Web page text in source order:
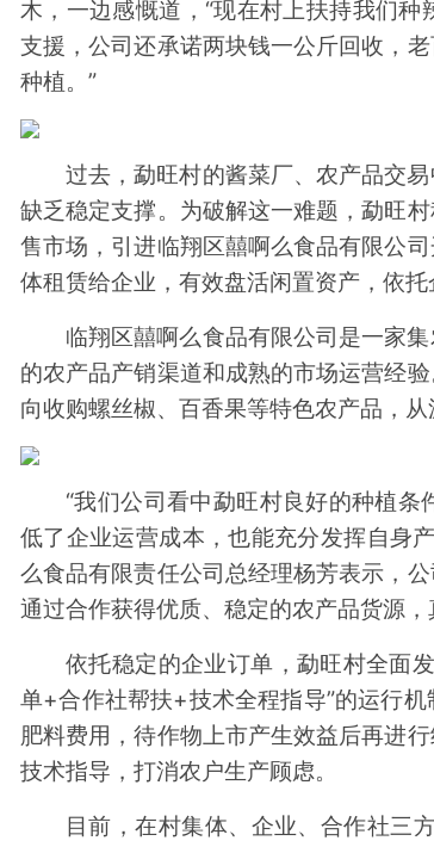
木，一边感慨道，“现在村上扶持我们
支援，公司还承诺两块钱一公斤回收，
种植。”
过去，勐旺村的酱菜厂、农产品交
缺乏稳定支撑。为破解这一难题，勐旺
售市场，引进临翔区囍啊么食品有限公
体租赁给企业，有效盘活闲置资产，依
临翔区囍啊么食品有限公司是一家
的农产品产销渠道和成熟的市场运营经
向收购螺丝椒、百香果等特色农产品，从
“我们公司看中勐旺村良好的种植
低了企业运营成本，也能充分发挥自身
么食品有限责任公司总经理杨芳表示，
通过合作获得优质、稳定的农产品货源
依托稳定的企业订单，勐旺村全面
单+合作社帮扶+技术全程指导”的运行
肥料费用，待作物上市产生效益后再进
技术指导，打消农户生产顾虑。
目前，在村集体、企业、合作社三